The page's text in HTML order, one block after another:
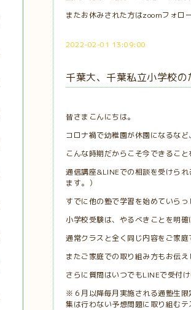
またお休みされた方はzoomフォロ
2022-02-01 13:09:00
千葉大、千葉私立小学校の
皆さまこんにちは。
コロナ禍で幼稚園が休園になるな
こんな時期だからこそ今できるこ
通信講座&LINEでの相談を受けら
ます。）
すでに他の塾で学習を始めていらっ
小学校受験は、やるべきことを明確
通常クラスと全く同じ内容をご家
またご家庭での取り組み方もお伝え
さらに質問はいつでもLINEで受付け
※６月以降毎月実施される通塾生
集は行わない予想問題に取り組むテ